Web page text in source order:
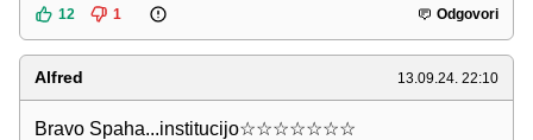
12 1 Odgovori
Alfred 13.09.24. 22:10
Bravo Spaha...institucijo☆☆☆☆☆☆☆